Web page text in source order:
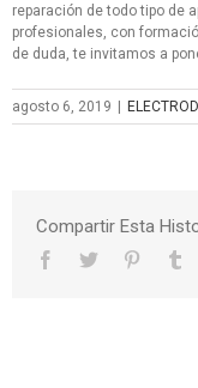
reparación de todo tipo de
profesionales, con
de duda, te invitamos a
agosto 6, 2019 |
Compartir Esta